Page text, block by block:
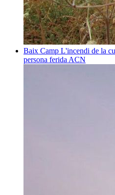
Baix Camp L'incendi de la
persona ferida ACN